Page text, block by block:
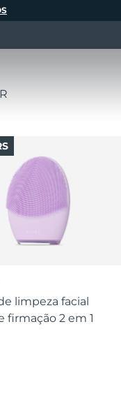
limpeza facial
firmação 2 em 1